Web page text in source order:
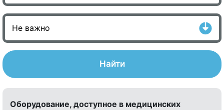
Найти
Оборудование, доступное в медицинских